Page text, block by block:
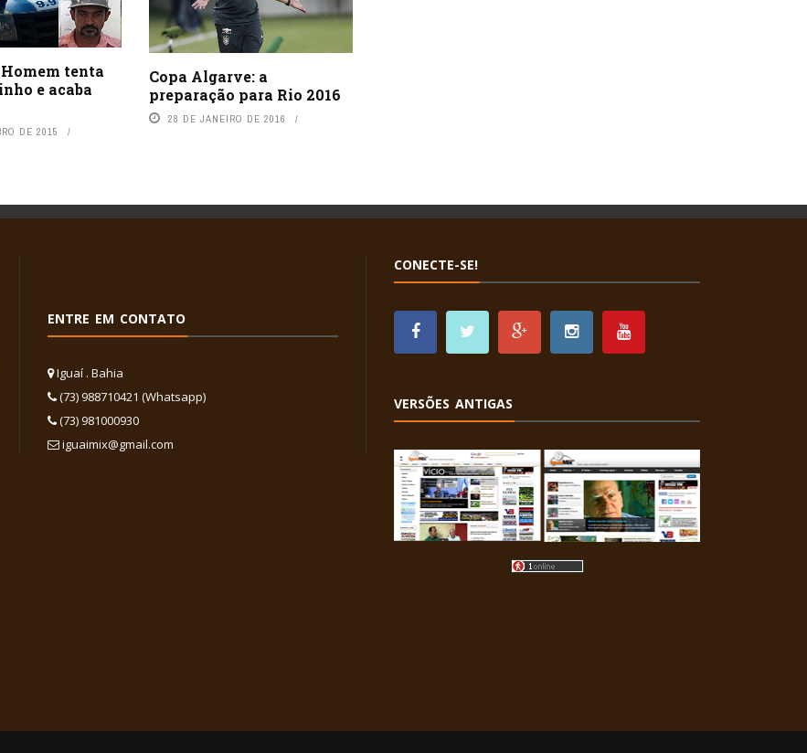
tenta
e acaba
DE 2015
Copa Algarve: a
preparação para Rio 2016
28 DE JANEIRO DE 2016
ENTRE EM CONTATO
Iguaí . Bahia
(73) 988710421 (Whatsapp)
(73) 981000930
iguaimix@gmail.com
CONECTE-SE!
VERSÕES ANTIGAS